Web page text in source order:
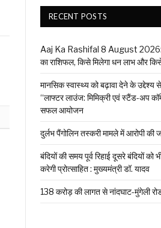
RECENT POSTS
Aaj Ka Rashifal 8 August
का राशिफल, किसे मिलेगा धन लाभ और किसे
मानसिक स्वास्थ्य को बढ़ावा देने के
“लाफ्टर लाउंज: मिमिक्री एवं स्टैंड-अप
सफल आयोजन
दुर्लभ पैंगोलिन तस्करी मामले में आरोपी की
बंदियों की समय पूर्व रिहाई दूसरे बंदियों
करेगी प्रोत्साहित : मुख्यमंत्री डॉ. यादव
138 करोड़ की लागत से नांदघाट-मुंगेली